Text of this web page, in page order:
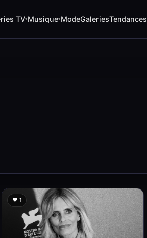
TV▾Musique▾ModeGaleriesTendances
❤️ 1